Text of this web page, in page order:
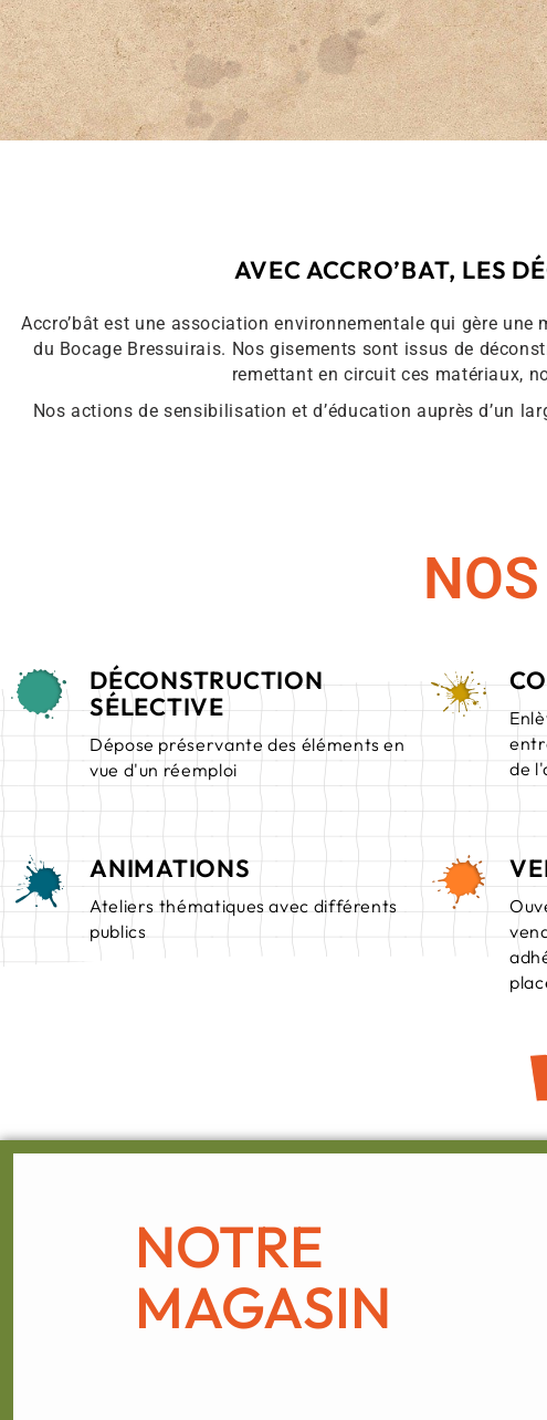
AVEC ACCRO’BAT, LES
Accro’bât est une association environnementale qui gère
du Bocage Bressuirais. Nos gisements sont issus de
remettant en circuit ces matériaux,
Nos actions de sensibilisation et d’éducation auprès d’un
DÉCONSTRUCTION
SÉLECTIVE
Dépose préservante des éléments en
vue d'un réemploi
de
ANIMATIONS
Ateliers thématiques avec différents
publics
NOTRE
MAGASIN